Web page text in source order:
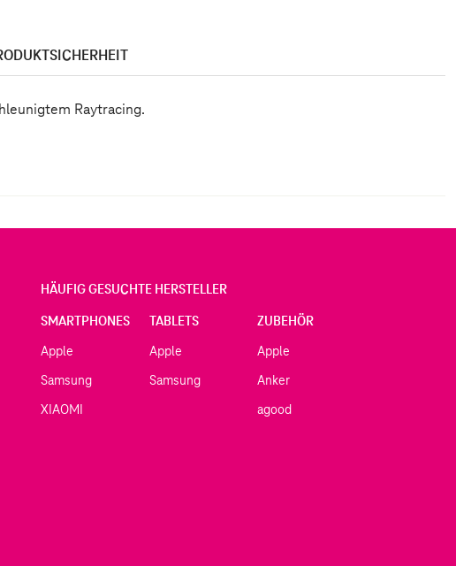
Raytracing.
HÄUFIG GESUCHTE HERSTELLER
SMARTPHONES
Apple
Samsung
XIAOMI
TABLETS
Apple
Samsung
ZUBEHÖR
Apple
Anker
agood